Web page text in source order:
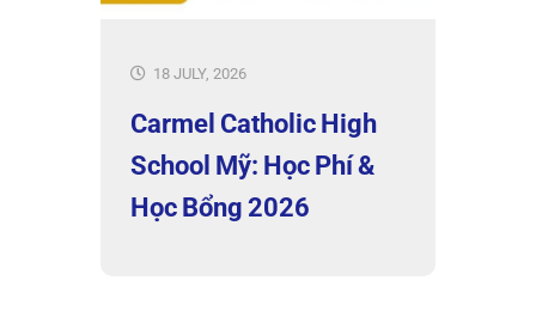
18 JULY, 2026
Carmel Catholic High
School Mỹ: Học Phí &
Học Bổng 2026